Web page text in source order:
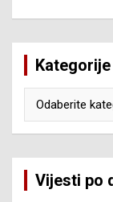
Kategorije
Vijesti po